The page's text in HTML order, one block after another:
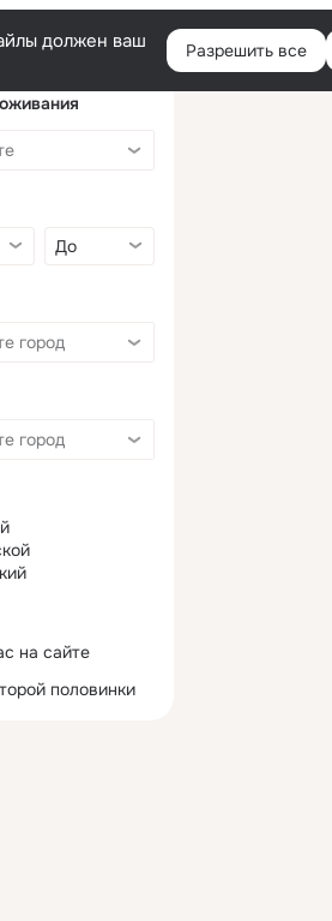
должен ваш
Разрешить все
на сайте
половинки